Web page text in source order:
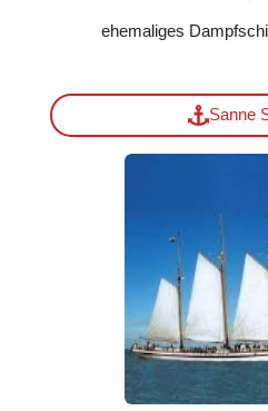
ehemaliges
Sanne